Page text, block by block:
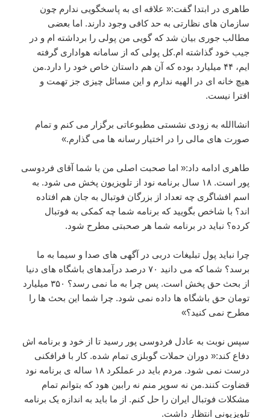
طاهری در ابتدا گفت:« علاقه ای به پاسخگویی ندارم چون
سازمان های نظارتی به حد کافی وجود دارند. اما بعضی
مطالب جوری بیان شد که گویی من پولی را برداشته ام و در
جیب خود گذاشته ام.کل پولی که از سامانه هواداری گرفته
ایم، ۴۴ میلیارد بوده که آن هم داستان خاص خود را دارد.من
هیچ خانه ای در الهیه ندارم و این مسائل چیزی جز تهمت و
افترا نیست.
انشاالله به زودی نشستی مطبوعاتی برگزار می کنم و تمام
صورت های مالی را در اختیار رسانه ها می گذارم.»
طاهری ادامه داد:« اما صحبت اصلی من با شما آقای فردوسی
پور است. ۱۸ سال برنامه نود از تلویزیون پخش می شود. به
اسم افشاگری چه تعداد از بزرگان فوتبال به جان هم افتاده
اند؟ با شاخص بگویید که برنامه شما چه کمکی به فوتبال
کرده؟ نباید در برنامه شما هر صحبتی مطرح شود.
چرا نباید پول تبلیغات دربی در آگهی های صدا و سیما به ما
برسد؟ شما که می دانید ۷۰ درصد درآمدهای باشگاه های دنیا
از بحث حق پخش است. پس چرا به ما نمی رسد؟ ۳۵۰ میلیارد
تومان حق باشگاه ها داده نمی شود. چرا شما این بحث ها را
مطرح نمی کنید؟»
سپس نوبت به عادل فردوسی پور رسید تا از خود و برنامه اش
دفاع کند:« دوران حملات گوبلزی تمام شده. کار با فرافکنی
درست نمی شود. مردم باید در عملکرد ۱۸ ساله ی برنامه نود
قضاوت کنند.من نه سوپر منم نه رابین هود که بتوانم تمام
مشکلات فوتبال ایران را حل کنم. از ما باید به اندازه یک برنامه
تلویزیونی انتظار داشت.